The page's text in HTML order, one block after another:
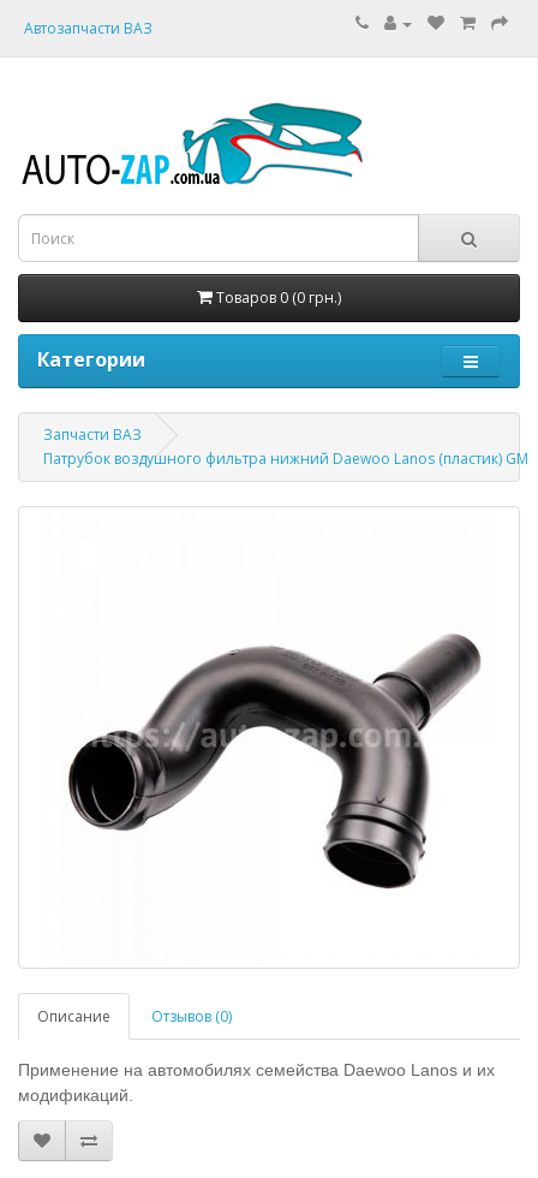
Автозапчасти ВАЗ
Товаров 0 (0 грн.)
Категории
Запчасти ВАЗ
Патрубок воздушного фильтра нижний Daewoo Lanos (пластик) GM
Описание Отзывов (0)
Применение на автомобилях семейства Daewoo Lanos и их
модификаций.